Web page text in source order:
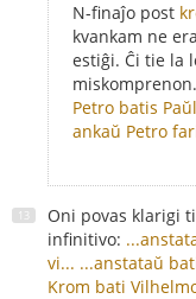
N-finaĵo post
kvankam ne
estiĝi. Ĉi tie la
Petro batis
ankaŭ Petro
Oni povas klarigi
infinitivo:
vi... ...anstataŭ
Krom bati